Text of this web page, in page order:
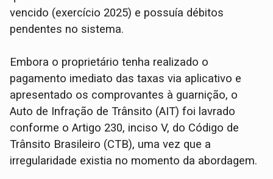
vencido (exercício 2025) e possuía débitos
pendentes no sistema.
​Embora o proprietário tenha realizado o
pagamento imediato das taxas via aplicativo e
apresentado os comprovantes à guarnição, o
Auto de Infração de Trânsito (AIT) foi lavrado
conforme o Artigo 230, inciso V, do Código de
Trânsito Brasileiro (CTB), uma vez que a
irregularidade existia no momento da abordagem.